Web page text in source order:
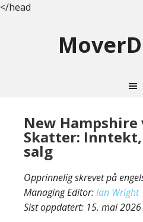
</head
New Hampshire
Skatter:
salg
Opprinnelig skrevet på
Managing Editor:Ian Wright
Sist oppdatert: 15. mai 2026